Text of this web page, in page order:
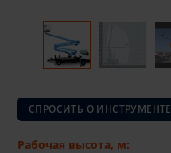
СПРОСИТЬ О ИНСТРУМЕНТЕ
Рабочая высота, м: